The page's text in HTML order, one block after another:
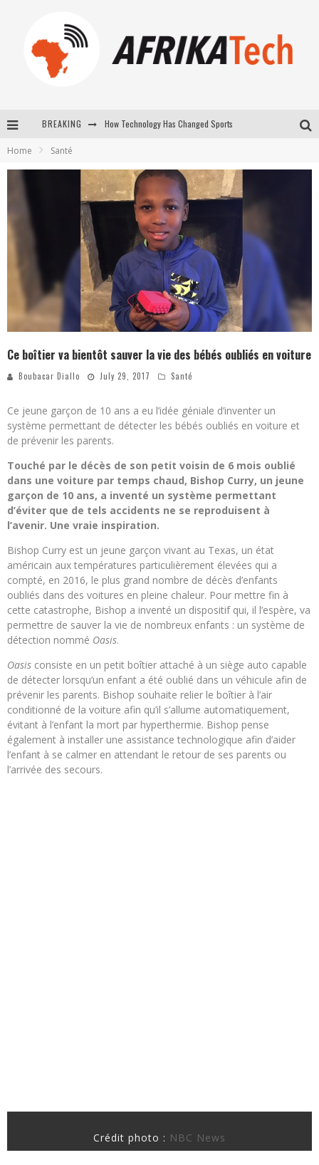
BREAKING
Home Santé
Ce boîtier va bientôt sauver la vie des bébés oubliés en voiture
Boubacar Diallo July 29, 2017 Santé
Ce jeune garçon de 10 ans a eu l’idée géniale d’inventer un
système permettant de détecter les bébés oubliés en voiture et
de prévenir les parents.
Touché par le décès de son petit voisin de 6 mois oublié
dans une voiture par temps chaud, Bishop Curry, un jeune
garçon de 10 ans, a inventé un système permettant
d’éviter que de tels accidents ne se reproduisent à
l’avenir. Une vraie inspiration.
Bishop Curry est un jeune garçon vivant au Texas, un état
américain aux températures particulièrement élevées qui a
compté, en 2016, le plus grand nombre de décès d’enfants
oubliés dans des voitures en pleine chaleur. Pour mettre fin à
cette catastrophe, Bishop a inventé un dispositif qui, il l’espère, va
permettre de sauver la vie de nombreux enfants : un système de
détection nommé Oasis.
Oasis consiste en un petit boîtier attaché à un siège auto capable
de détecter lorsqu’un enfant a été oublié dans un véhicule afin de
prévenir les parents. Bishop souhaite relier le boîtier à l’air
conditionné de la voiture afin qu’il s’allume automatiquement,
évitant à l’enfant la mort par hyperthermie. Bishop pense
également à installer une assistance technologique afin d’aider
l’enfant à se calmer en attendant le retour de ses parents ou
l’arrivée des secours.
Crédit photo : NBC News